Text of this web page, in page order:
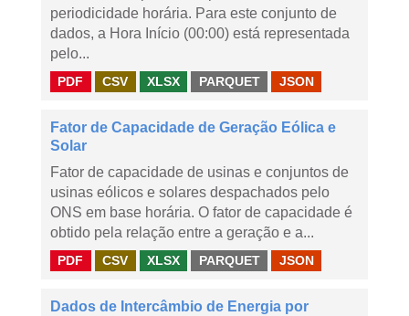
periodicidade horária. Para este conjunto de
dados, a Hora Início (00:00) está representada
pelo...
PDF CSV XLSX PARQUET JSON
Fator de Capacidade de Geração Eólica e
Solar
Fator de capacidade de usinas e conjuntos de
usinas eólicos e solares despachados pelo
ONS em base horária. O fator de capacidade é
obtido pela relação entre a geração e a...
PDF CSV XLSX PARQUET JSON
Dados de Intercâmbio de Energia por